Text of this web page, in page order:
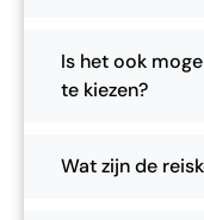
Is het ook
te kiezen?
Wat zijn de